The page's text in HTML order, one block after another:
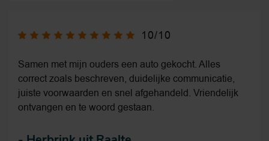
10/10
Samen met mijn ouders een auto gekocht. Alles
correct zoals beschreven, duidelijke communicatie,
juiste voorwaarden en snel afgehandeld. Vriendelijk
ontvangen en te woord gestaan.